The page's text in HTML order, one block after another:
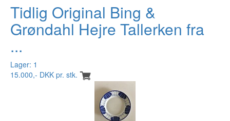
Tidlig Original Bing &
Grøndahl Hejre Tallerken fra
...
Lager: 1
15.000,- DKK pr. stk.